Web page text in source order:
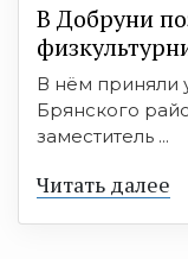
В Добруни
В нём приняли
Брянского
заместитель ...
Читать далее